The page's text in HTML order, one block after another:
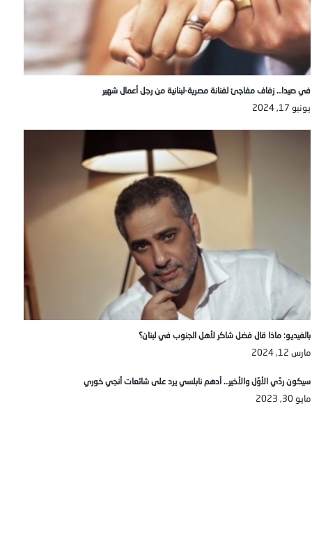
في صيدا… زفاف مفاجئ لفنانة مصرية-لبنانية من رجل أعمال شهير
يونيو 17, 2024
بالفيديو: ماذا قال فضل شاكر لأهل الجنوب في لبنان؟
مارس 12, 2024
سيكون ردّي الأوّل والأخير… أدهم نابلسي يرد على شائعات أنجي خوري
مايو 30, 2023